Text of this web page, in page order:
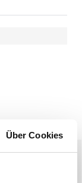
Über Cookies